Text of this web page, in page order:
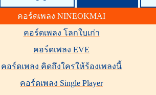
คอร์ดเพลง NINEOKMAI
คอร์ดเพลง โลกใบเก่า
คอร์ดเพลง EVE
คอร์ดเพลง คิดถึงใครให้ร้องเพลงนี้
คอร์ดเพลง Single Player